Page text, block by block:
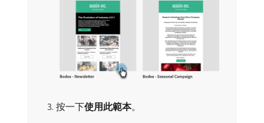
按一下​使用此範本。